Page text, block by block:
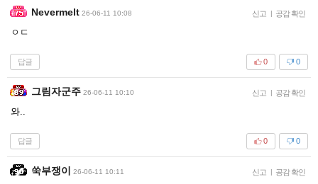
Nevermelt 26-06-11 10:08 신고 | 공감 확인
ㅇㄷ
답글 0
0
그림자군주 26-06-11 10:10 신고 | 공감 확인
와..
답글 0
0
쑥부쟁이 26-06-11 10:11 신고 | 공감 확인